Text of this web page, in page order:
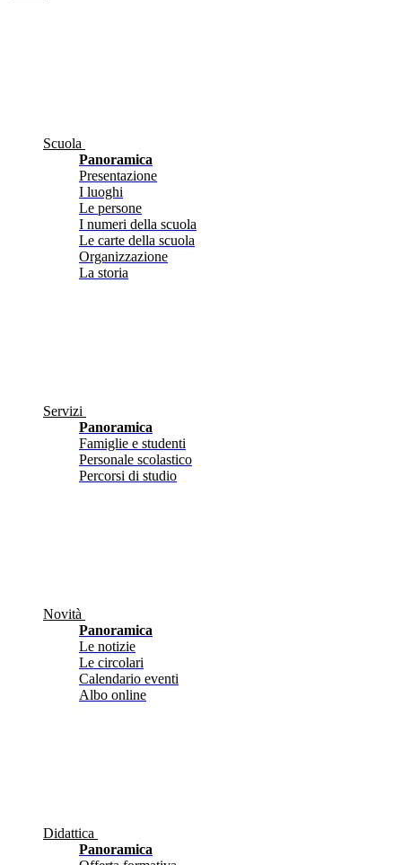
Scuola
Panoramica
Presentazione
I luoghi
Le persone
I numeri della scuola
Le carte della scuola
Organizzazione
La storia
Servizi
Panoramica
Famiglie e studenti
Personale scolastico
Percorsi di studio
Novità
Panoramica
Le notizie
Le circolari
Calendario eventi
Albo online
Didattica
Panoramica